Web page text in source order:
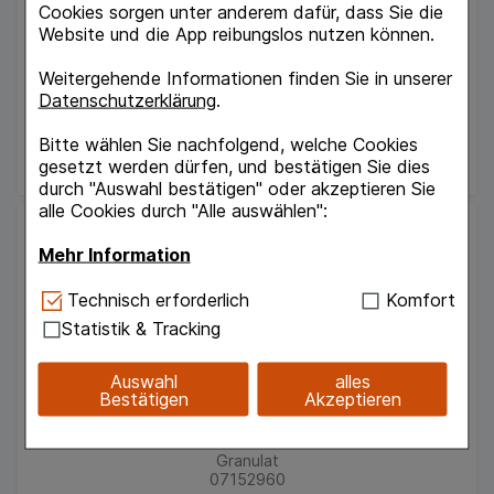
Cookies sorgen unter anderem dafür, dass Sie die
Website und die App reibungslos nutzen können.
Weitergehende Informationen finden Sie in unserer
Datenschutzerklärung.
Bitte wählen Sie nachfolgend, welche Cookies
gesetzt werden dürfen, und bestätigen Sie dies
durch "Auswahl bestätigen" oder akzeptieren Sie
alle Cookies durch "Alle auswählen":
Mehr Information
Technisch Notwendig:Hierbei handelt es sich um
Cookies, die für die Grundfunktionen unserer
Website notwendig sind (z.B. Navigation,
Warenkorb, Kundenkonto), weshalb auf diese nicht
verzichtet werden kann.
Einkaufserlebnis noch ansprechender zu gestalten,
beispielsweise für die Wiedererkennung des
Technisch erforderlich
Komfort
Statistik & Tracking
Auswahl
Bestätigen
alles
Akzeptieren
Granulat
16884952
Verfügbarkeit
35,47 €¹
FEMANNOSE F Granulat Portionsbeutel
MCM KLOSTERFRAU Vertr. GmbH
Granulat
07152960